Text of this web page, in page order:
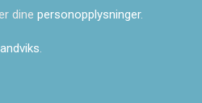
dine personopplysninger.
.